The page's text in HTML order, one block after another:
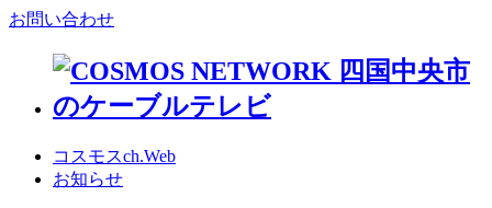
お問い合わせ
コスモスch.Web
お知らせ